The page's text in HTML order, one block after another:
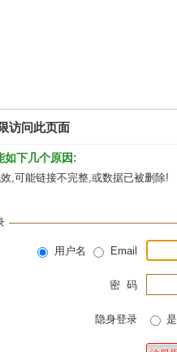
访问此页面
如下几个原因:
,可能链接不完整,或数据已被删除!
用户名 Email
密 码
隐身登录 是